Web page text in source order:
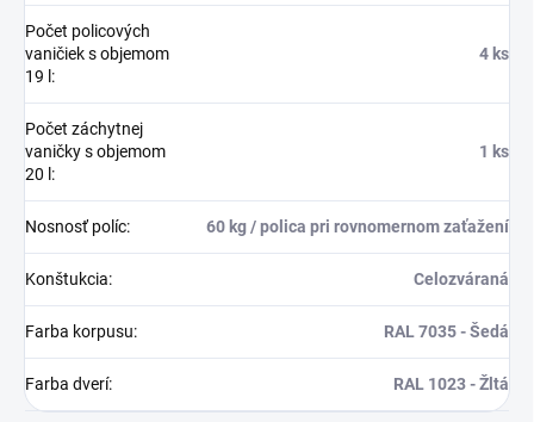
Počet policových
vaničiek s objemom
19 l :
4 ks
Počet záchytnej
vaničky s objemom
20 l :
1 ks
Nosnosť políc: 60 kg / polica pri rovnomernom zaťažení
Konštukcia: Celozváraná
Farba korpusu: RAL 7035 - Šedá
Farba dverí: RAL 1023 - Žltá